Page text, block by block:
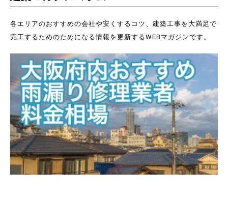
各エリアのおすすめの会社や安くするコツ、建築工事を大満足で
完工するためのためになる情報を更新するWEBマガジンです。